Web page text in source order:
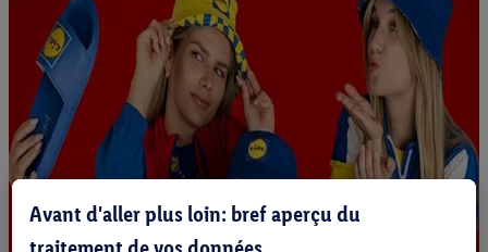
Avant d'aller plus loin: bref aperçu du